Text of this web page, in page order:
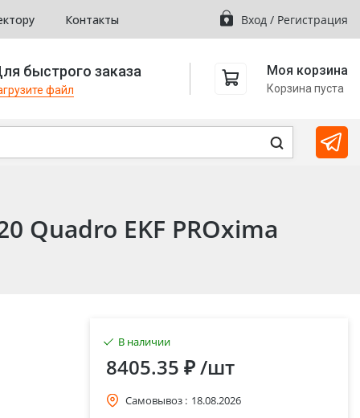
Контакты Вход / Регистрация
быстрого заказа
файл
Моя корзина
Корзина пуста
Quadro EKF PROxima
В наличии
8405.35 ₽/шт
Самовывоз : 18.08.2026